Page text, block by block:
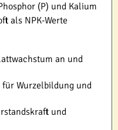
(P) und Kalium
als NPK-Werte
an und
Wurzelbildung und
und